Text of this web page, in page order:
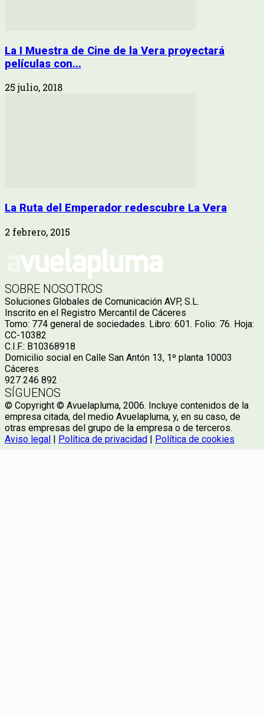
La I Muestra de Cine de la Vera proyectará
películas con...
25 julio, 2018
La Ruta del Emperador redescubre La Vera
2 febrero, 2015
SOBRE NOSOTROS
Soluciones Globales de Comunicación AVP, S.L.
Inscrito en el Registro Mercantil de Cáceres
Tomo: 774 general de sociedades. Libro: 601. Folio: 76. Hoja:
CC-10382
C.I.F.: B10368918
Domicilio social en Calle San Antón 13, 1º planta 10003
Cáceres
927 246 892
SÍGUENOS
© Copyright © Avuelapluma, 2006. Incluye contenidos de la
empresa citada, del medio Avuelapluma, y, en su caso, de
otras empresas del grupo de la empresa o de terceros.
Aviso legal | Política de privacidad | Política de cookies